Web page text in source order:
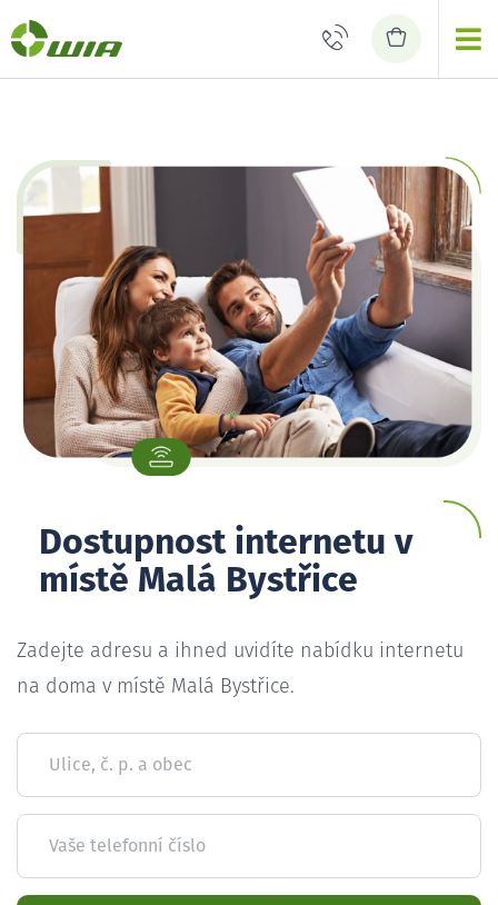
Dostupnost internetu v
místě Malá Bystřice
Zadejte adresu a ihned uvidíte nabídku internetu
na doma v místě Malá Bystřice.
Ulice, č. p. a obec
Vaše telefonní číslo